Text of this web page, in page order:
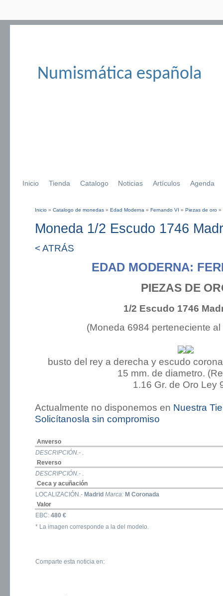
Numismática española
Inicio Tienda Catalogo Noticias Artículos Agenda
Inicio » Catalogo de monedas » Edad Moderna » Fernando VI » Piezas de oro »
Moneda 1/2 Escudo 1746
< ATRÁS
EDAD MODERNA:
PIEZAS DE
1/2 Escudo 1746
(Moneda 6984 perteneciente al
busto del rey a derecha y escudo
15 mm. de diametro.
1.16 Gr. de Oro Ley
Actualmente no disponemos en Nuestra
Solicítanosla sin compromiso
Anverso
DESCRIPCIÓN.- .
Reverso
DESCRIPCIÓN.- .
Ceca y acuñación
LOCALIZACIÓN.- Madrid Marca: M Coronada
Valor
EBC: 480 €
* La imagen corresponde a la del modelo.
Comparte esta noticia en: